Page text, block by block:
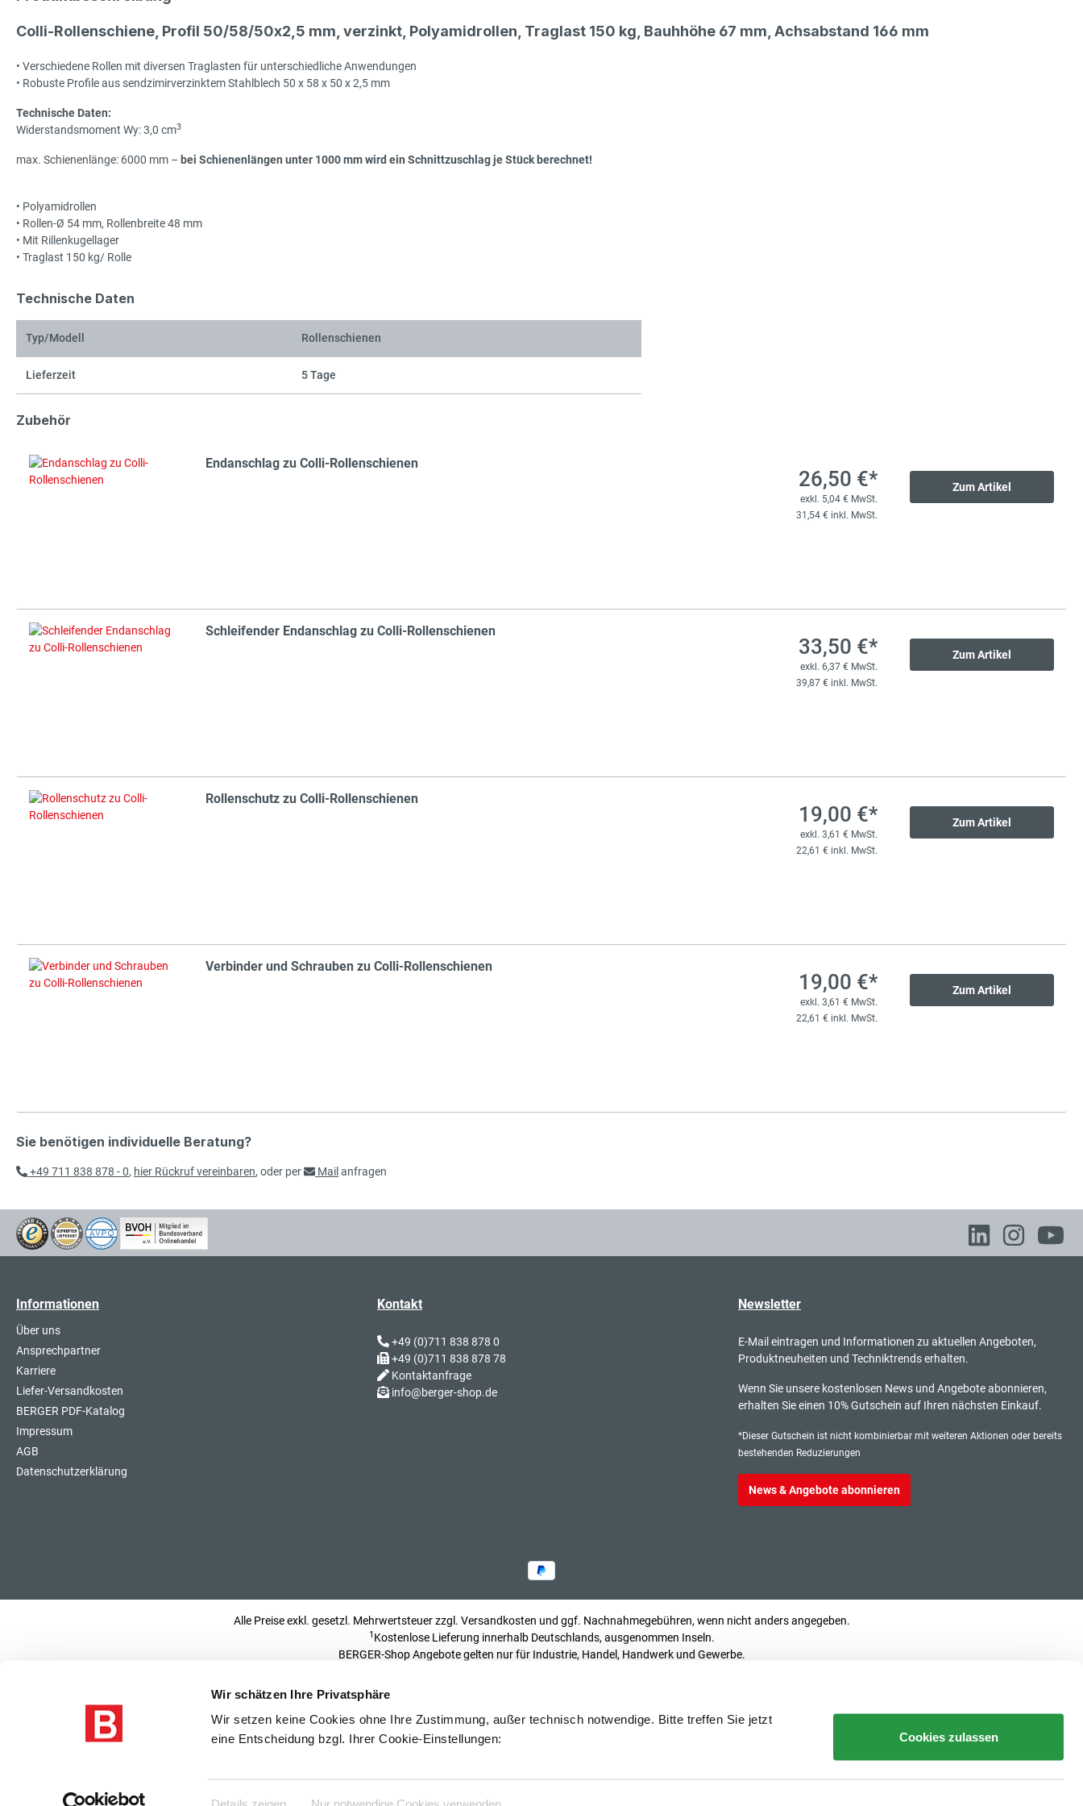
Wir schätzen Ihre Privatsphäre
Wir setzen keine Cookies ohne Ihre Zustimmung, außer technisch notwendige. Bitte treffen Sie jetzt
eine Entscheidung bzgl. Ihrer Cookie-Einstellungen:
Details zeigen Nur notwendige Cookies verwenden
Cookies zulassen
Colli-Rollenschiene
169,00 €*
exkl. 44,27 € MwSt.
277,27 € inkl. MwSt.
Colli-Rollenschiene, Profil 50/58/50x2,5 mm, verzinkt, Polyamidrollen, Traglast 150 kg, Bauhhöhe 67 mm, Achsabstand 166 mm
• Verschiedene Rollen mit diversen Traglasten für unterschiedliche Anwendungen
• Robuste Profile aus sendzimirverzinktem Stahlblech 50 x 58 x 50 x 2,5 mm
Technische Daten:
Widerstandsmoment Wy: 3,0 cm3
max. Schienenlänge: 6000 mm – bei Schienenlängen unter 1000 mm wird ein Schnittzuschlag je Stück berechnet!
• Polyamidrollen
• Rollen-Ø 54 mm, Rollenbreite 48 mm
• Mit Rillenkugellager
• Traglast 150 kg/ Rolle
Technische Daten
Typ/Modell Rollenschienen
Lieferzeit 5 Tage
Zubehör
Endanschlag zu Colli-Rollenschienen
26,50 €*
exkl. 5,04 € MwSt.
31,54 € inkl. MwSt.
Zum Artikel
Schleifender Endanschlag zu Colli-Rollenschienen
33,50 €*
exkl. 6,37 € MwSt.
39,87 € inkl. MwSt.
Zum Artikel
Rollenschutz zu Colli-Rollenschienen
19,00 €*
exkl. 3,61 € MwSt.
22,61 € inkl. MwSt.
Zum Artikel
Verbinder und Schrauben zu Colli-Rollenschienen
19,00 €*
exkl. 3,61 € MwSt.
22,61 € inkl. MwSt.
Zum Artikel
Sie benötigen individuelle Beratung?
+49 711 838 878 - 0, hier Rückruf vereinbaren, oder per Mail anfragen
Informationen
Über uns
Ansprechpartner
Karriere
Liefer-Versandkosten
BERGER PDF-Katalog
Impressum
AGB
Datenschutzerklärung
Kontakt
+49 (0)711 838 878 0
+49 (0)711 838 878 78
Kontaktanfrage
info@berger-shop.de
Newsletter
E-Mail eintragen und Informationen zu aktuellen Angeboten,
Produktneuheiten und Techniktrends erhalten.
Wenn Sie unsere kostenlosen News und Angebote abonnieren,
erhalten Sie einen 10% Gutschein auf Ihren nächsten Einkauf.
*Dieser Gutschein ist nicht kombinierbar mit weiteren Aktionen oder bereits
bestehenden Reduzierungen
News & Angebote abonnieren
Alle Preise exkl. gesetzl. Mehrwertsteuer zzgl. Versandkosten und ggf. Nachnahmegebühren, wenn nicht anders angegeben.
1 Kostenlose Lieferung innerhalb Deutschlands, ausgenommen Inseln.
BERGER-Shop Angebote gelten nur für Industrie, Handel, Handwerk und Gewerbe.